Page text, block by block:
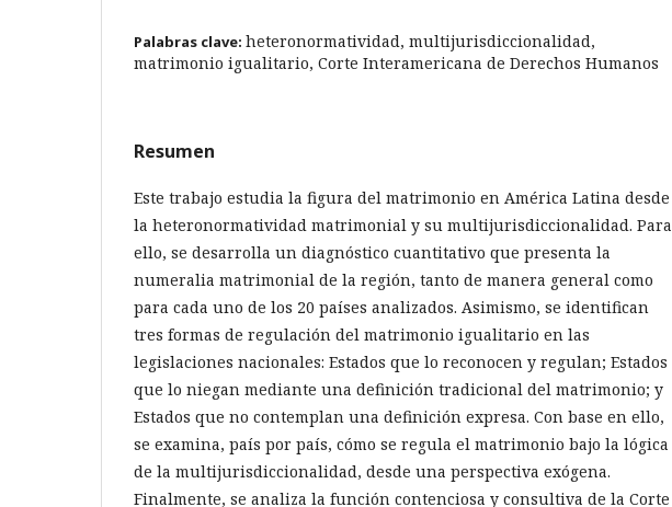
Palabras clave: heteronormatividad, multijurisdiccionalidad,
matrimonio igualitario, Corte Interamericana de Derechos Humanos
Resumen
Este trabajo estudia la figura del matrimonio en América Latina desde
la heteronormatividad matrimonial y su multijurisdiccionalidad. Para
ello, se desarrolla un diagnóstico cuantitativo que presenta la
numeralia matrimonial de la región, tanto de manera general como
para cada uno de los 20 países analizados. Asimismo, se identifican
tres formas de regulación del matrimonio igualitario en las
legislaciones nacionales: Estados que lo reconocen y regulan; Estados
que lo niegan mediante una definición tradicional del matrimonio; y
Estados que no contemplan una definición expresa. Con base en ello,
se examina, país por país, cómo se regula el matrimonio bajo la lógica
de la multijurisdiccionalidad, desde una perspectiva exógena.
Finalmente, se analiza la función contenciosa y consultiva de la Corte